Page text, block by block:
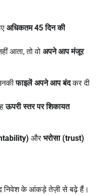
अधिकतम45दिन की
आता, तो वो अपने आप मंजूर
फाइलें अपने आप बंदकर दी
ऊपरी स्तर पर शिकायत
औरभरोसा (trust)
निवेश के आंकड़े तेज़ी से बढ़े हैं।